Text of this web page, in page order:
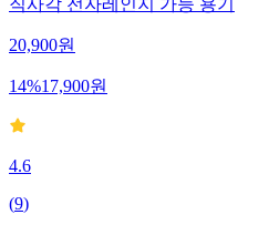
직사각 전자레인지 가능 용기
20,900원
14%17,900원
4.6
(9)